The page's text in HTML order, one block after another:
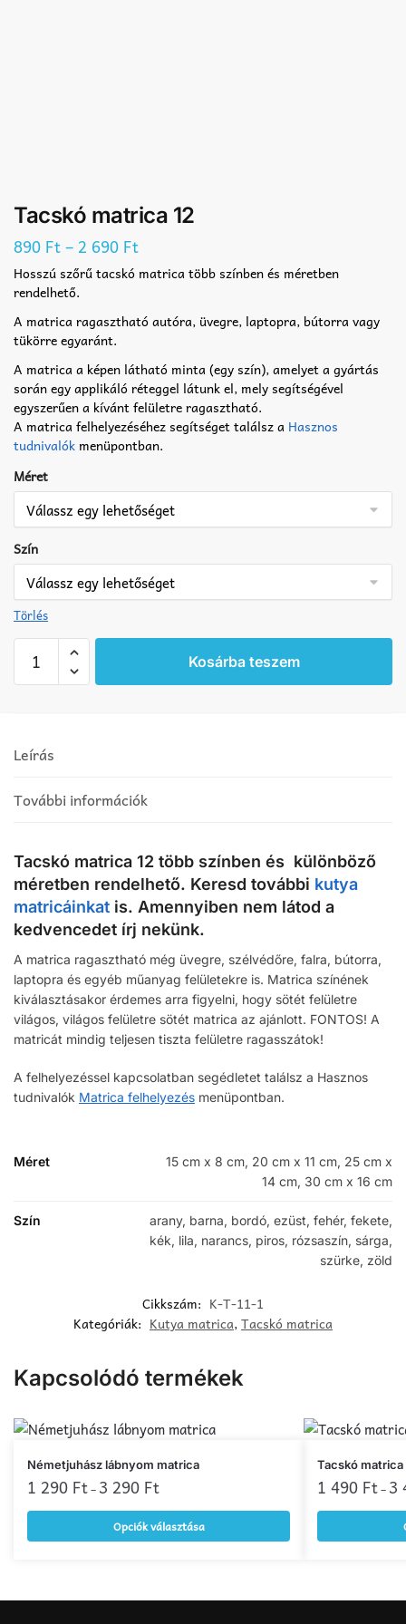
Tacskó matrica 12
890 Ft– 2 690 Ft
Hosszú szőrű tacskó matrica több színben és méretben
rendelhető.
A matrica ragasztható autóra, üvegre, laptopra, bútorra vagy
tükörre egyaránt.
A matrica a képen látható minta (egy szín), amelyet a gyártás
során egy applikáló réteggel látunk el, mely segítségével
egyszerűen a kívánt felületre ragasztható.
A matrica felhelyezéséhez segítséget találsz a Hasznos
tudnivalók menüpontban.
Méret
Szín
Törlés
matrica
12
Kosárba teszem
Leírás
További információk
Tacskó matrica 12 több színben és különböző
méretben rendelhető. Keresd további kutya
matricáinkat is. Amennyiben nem látod a
kedvencedet írj nekünk.
A matrica ragasztható még üvegre, szélvédőre, falra, bútorra,
laptopra és egyéb műanyag felületekre is. Matrica színének
kiválasztásakor érdemes arra figyelni, hogy sötét felületre
világos, világos felületre sötét matrica az ajánlott. FONTOS! A
matricát mindig teljesen tiszta felületre ragasszátok!
A felhelyezéssel kapcsolatban segédletet találsz a Hasznos
tudnivalók Matrica felhelyezés menüpontban.
Méret
15 cm x 8 cm, 20 cm x 11 cm, 25 cm x
14 cm, 30 cm x 16 cm
Szín
arany, barna, bordó, ezüst, fehér, fekete,
kék, lila, narancs, piros, rózsaszín, sárga,
szürke, zöld
Cikkszám: K-T-11-1
Kategóriák: Kutya matrica,Tacskó matrica
Kapcsolódó termékek
Németjuhász lábnyom matrica
1 290 Ft– 3 290 Ft
Opciók választása
Ennek
a
terméknek
Tacskó matrica
1 490 Ft– 3
Ennek
a
terméknek